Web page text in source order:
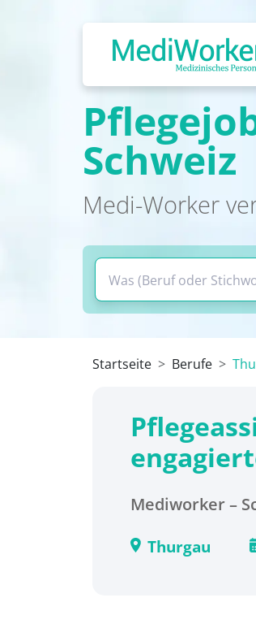
Schweiz
Medi-Worker
Startseite Berufe
Mediworker –
Thurgau